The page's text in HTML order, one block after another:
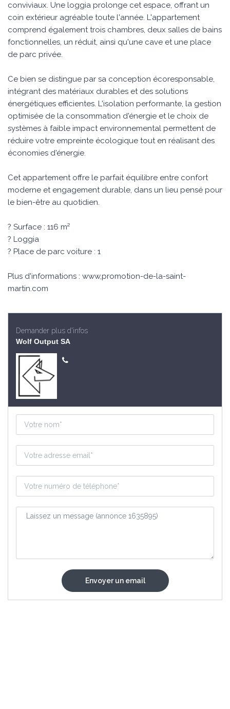
conviviaux. Une loggia prolonge cet espace, offrant un
coin extérieur agréable toute l'année. L'appartement
comprend également trois chambres, deux salles de bains
fonctionnelles, un réduit, ainsi qu'une cave et une place
de parc privée.
Ce bien se distingue par sa conception écoresponsable,
intégrant des matériaux durables et des solutions
énergétiques efficientes. L'isolation performante, la gestion
optimisée de la consommation d'énergie et le choix de
systèmes à faible impact environnemental permettent de
réduire votre empreinte écologique tout en réalisant des
économies d'énergie.
Cet appartement offre le parfait équilibre entre confort
moderne et engagement durable, dans un lieu pensé pour
le bien-être au quotidien.
? Surface : 116 m²
? Loggia
? Place de parc voiture : 1
Plus d'informations : www,promotion-de-la-saint-
martin.com
Demander plus d'infos
Wolf Output SA